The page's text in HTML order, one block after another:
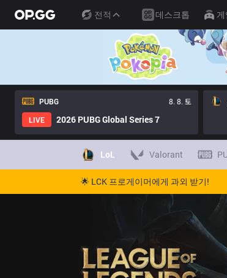
전적 데스크톱
PUBG
8. 8. 토
LIVE
2026 PUBG Global Series 7
LoL Valorant
🌟 LCK 프로게이머에게 과외 받기!